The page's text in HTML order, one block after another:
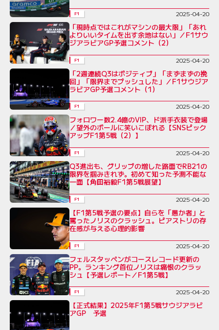
F1 2025-04-20
「現時点ではこれがマシンの最大限」「あれ
よりいいタイムを出す余地はない」／F1サウ
ジアラビアGP予選コメント（2）
F1 2025-04-20
「2週連続Q3はポジティブ」「まずまずの挽
回」「限界までプッシュした」／F1サウジア
ラビアGP予選コメント（1）
F1 2025-04-20
フォロワー数2.4億のVIP、ド派手衣装で登場
／望外のポールに笑いこぼれる【SNSピック
アップF1第5戦（2）】
F1 2025-04-20
Q3進出も、グリップの増した路面でRB21の
限界を掴みきれず。初めて知った予測不能な
一面【角田裕毅F1第5戦展望】
F1 2025-04-20
【F1第5戦予選の要点】自らを「愚か者」と
罵ったノリスのクラッシュ。ピアストリの存
在感が与える心理的影響
F1 2025-04-20
フェルスタッペンがコースレコード更新の
PP。ランキング首位ノリスは痛恨のクラッ
シュ【予選レポート／F1第5戦】
F1 2025-04-20
【正式結果】2025年F1第5戦サウジアラビ
アGP 予選